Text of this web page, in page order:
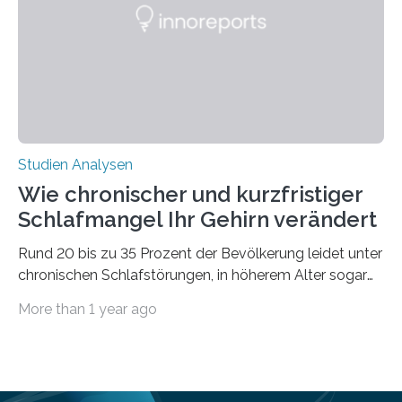
derzeitigen Verbreitungsgebiets bis zum Jahr 2100
Studien Analysen
Wie chronischer und kurzfristiger
Schlafmangel Ihr Gehirn verändert
Rund 20 bis zu 35 Prozent der Bevölkerung leidet unter
chronischen Schlafstörungen, in höherem Alter sogar
Erwachsene kennt zudem ein kurzfristiges Schlafdefizit:
More than 1 year ago